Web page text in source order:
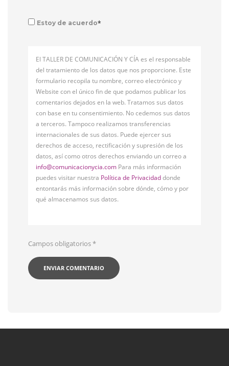
Estoy de acuerdo*
El TALLER DE COMUNICACIÓN Y CÍA es el responsable
del tratamiento de los datos que nos proporcione. Este
formulario recopila tu nombre, correo electrónico y
Website con el único fin de que podamos publicar los
comentarios dejados en la web. Tratamos sus datos
con base en tu consentimiento. No cedemos sus datos
a terceros. Tampoco realizamos transferencias
internacionales de sus datos. Puede ejercer sus
derechos de acceso, rectificación y supresión de los
datos, así como otros derechos enviando un correo a
info@comunicacionycia.com Para más información
puedes visitar nuestra Política de Privacidaddonde
entontarás más información sobre dónde, cómo y por
qué almacenamos sus datos.
Campos obligatorios*